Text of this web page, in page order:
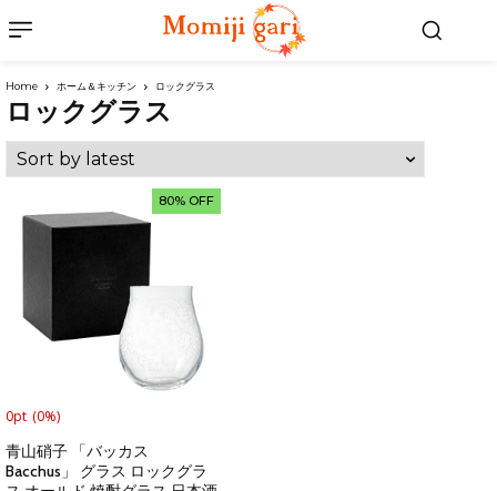
Home ホーム＆キッチン ロックグラス
ロックグラス
80% OFF
0pt (0%)
青山硝子 「バッカス
Bacchus」 グラス ロックグラ